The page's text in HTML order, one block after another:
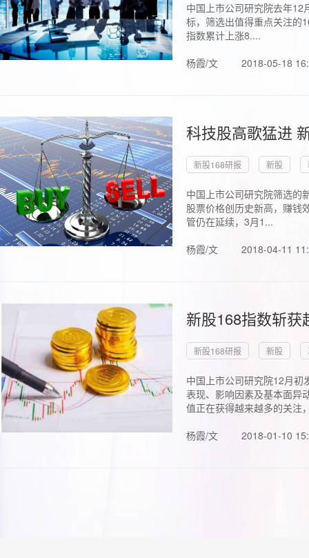
中国上市公司研究院去年
标，筛选出值得重点关注的
指数累计上涨8....
杨霞/文
2018-05-18
科技股高歌猛进
新股168研报 新股
中国上市公司研究院筛选的
股票价格创历史新高，赚钱
管仍在延续，3月1...
杨霞/文
2018-04-11
新股168指数斩
新股168研报 新股
中国上市公司研究院12月初
表现、影响因素及基本面异
值正在获得越来越多的关注
杨霞/文
2018-01-10